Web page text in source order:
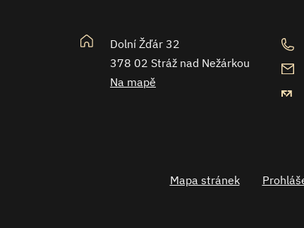
Dolní Žďár 32
378 02 Stráž nad Nežárkou
Na mapě
Mapa stránek